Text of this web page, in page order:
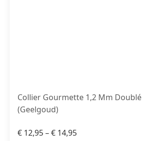
Collier Gourmette 1,2 Mm
(Geelgoud)
€ 12,95–€ 14,95